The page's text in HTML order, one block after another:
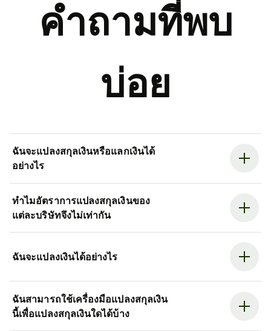
คำถามที่พบ
บ่อย
ฉันจะแปลงสกุลเงินหรือแลกเงินได้
อย่างไร
ทำไมอัตราการแปลงสกุลเงินของ
แต่ละบริษัทจึงไม่เท่ากัน
ฉันจะแปลงเงินได้อย่างไร
ฉันสามารถใช้เครื่องมือแปลงสกุลเงิน
นี้เพื่อแปลงสกุลเงินใดได้บ้าง